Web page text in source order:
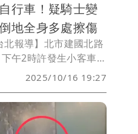
行車！疑騎士變
地全身多處擦傷
北報導】北市建國北路
午2時許發生小客車與
張姓騎士當場倒地，全
，所幸送醫後沒有生
清肇事責任歸屬以及車
2025/10/16 19:27